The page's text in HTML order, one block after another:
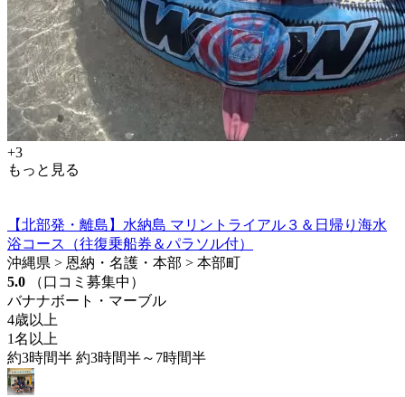
+3
もっと見る
【北部発・離島】水納島 マリントライアル３＆日帰り海水
浴コース（往復乗船券＆パラソル付）
沖縄県 > 恩納・名護・本部 > 本部町
5.0
（口コミ募集中）
バナナボート・マーブル
4歳以上
1名以上
約3時間半 約3時間半～7時間半